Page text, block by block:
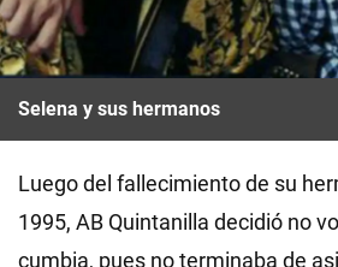
Selena y sus hermanos
Luego del fallecimiento de su
1995, AB Quintanilla decidió no
cumbia, pues no terminaba de